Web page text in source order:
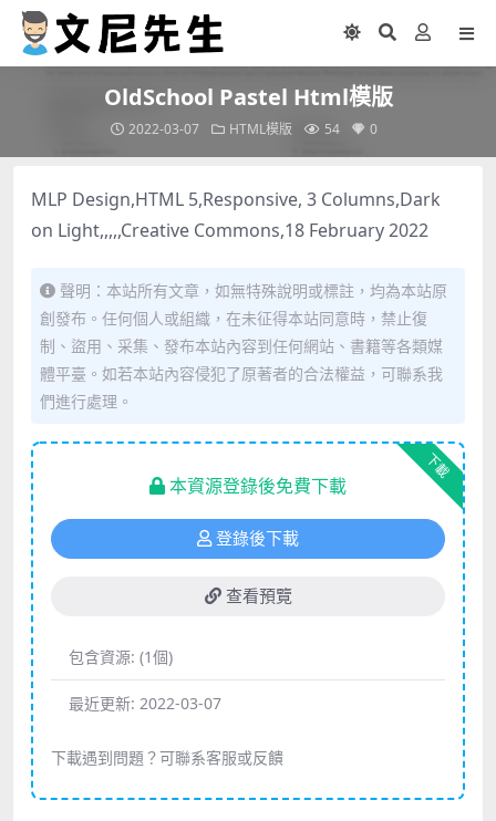
OldSchool Pastel Html模版
2022-03-07 HTML模版 54 0
MLP Design,HTML 5,Responsive, 3 Columns,Dark
on Light,,,,,Creative Commons,18 February 2022
聲明：本站所有文章，如無特殊說明或標註，均為本站原
創發布。任何個人或組織，在未征得本站同意時，禁止復
制、盜用、采集、發布本站內容到任何網站、書籍等各類媒
體平臺。如若本站內容侵犯了原著者的合法權益，可聯系我
們進行處理。
下載
本資源登錄後免費下載
登錄後下載
查看預覽
包含資源: (1個)
最近更新: 2022-03-07
下載遇到問題？可聯系客服或反饋